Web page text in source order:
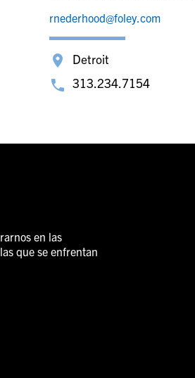
rnederhood@foley.com
Detroit
313.234.7154
en las
que se enfrentan